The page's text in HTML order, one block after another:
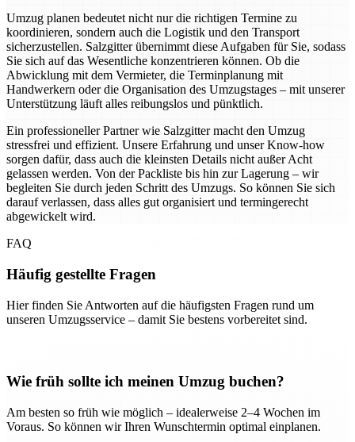
Umzug planen bedeutet nicht nur die richtigen Termine zu
koordinieren, sondern auch die Logistik und den Transport
sicherzustellen. Salzgitter übernimmt diese Aufgaben für Sie, sodass
Sie sich auf das Wesentliche konzentrieren können. Ob die
Abwicklung mit dem Vermieter, die Terminplanung mit
Handwerkern oder die Organisation des Umzugstages – mit unserer
Unterstützung läuft alles reibungslos und pünktlich.
Ein professioneller Partner wie Salzgitter macht den Umzug
stressfrei und effizient. Unsere Erfahrung und unser Know-how
sorgen dafür, dass auch die kleinsten Details nicht außer Acht
gelassen werden. Von der Packliste bis hin zur Lagerung – wir
begleiten Sie durch jeden Schritt des Umzugs. So können Sie sich
darauf verlassen, dass alles gut organisiert und termingerecht
abgewickelt wird.
FAQ
Häufig gestellte Fragen
Hier finden Sie Antworten auf die häufigsten Fragen rund um
unseren Umzugsservice – damit Sie bestens vorbereitet sind.
Wie früh sollte ich meinen Umzug buchen?
Am besten so früh wie möglich – idealerweise 2–4 Wochen im
Voraus. So können wir Ihren Wunschtermin optimal einplanen.